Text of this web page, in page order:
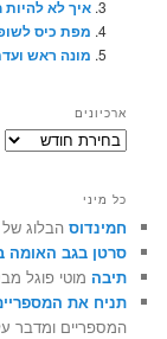
איך לא
מפת כיס
מונה ראש
ארכיונים
ארכיונים
כל מיני
חמינדוס הבלוג
סרטן בגב האומה
תיבה מוטי פוגל
תניח את
המספריים ומדבר